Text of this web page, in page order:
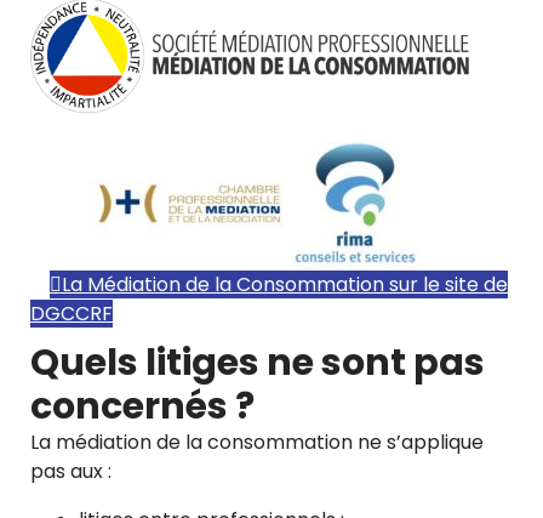
La Médiation de la Consommation sur le site de
DGCCRF
Quels litiges ne sont pas
concernés ?
La médiation de la consommation ne s’applique
pas aux :